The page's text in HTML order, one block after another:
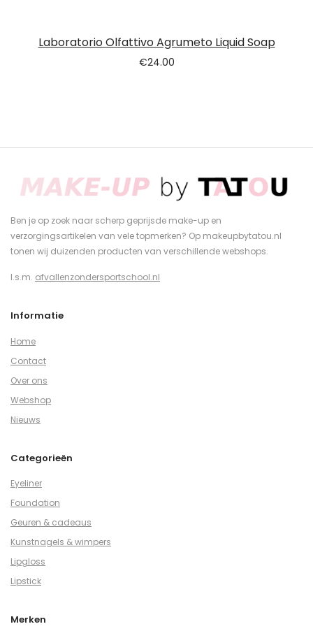
Laboratorio Olfattivo Agrumeto Liquid Soap
€24.00
Ben je op zoek naar scherp geprijsde make-up en
verzorgingsartikelen van vele topmerken? Op makeupbytatou.nl
tonen wij duizenden producten van verschillende webshops.
I.s.m. afvallenzondersportschool.nl
Informatie
Home
Contact
Over ons
Webshop
Nieuws
Categorieën
Eyeliner
Foundation
Geuren & cadeaus
Kunstnagels & wimpers
Lipgloss
Lipstick
Merken